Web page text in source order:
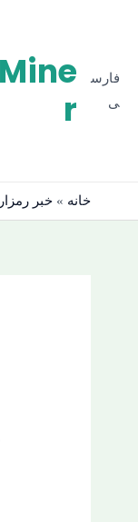
فارس
ی
r
خانه » خبر